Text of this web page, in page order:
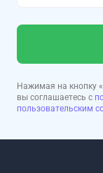
Нажимая на кнопку
вы соглашаетесь с
пользовательским